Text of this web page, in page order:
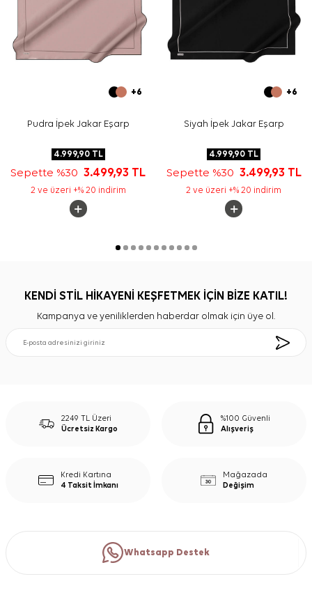
+6
Pudra İpek Jakar Eşarp
4.999,90TL
Sepette %303.499,93 TL
2 ve üzeri +% 20 indirim
+6
Siyah İpek Jakar Eşarp
4.999,90 TL
Sepette %30 3.499,93 TL
2 ve üzeri +% 20 indirim
KENDİ STİL HİKAYENİ KEŞFETMEK İÇİN BİZE KATIL!
Kampanya ve yeniliklerden haberdar olmak için üye ol.
2249 TL Üzeri
Ücretsiz Kargo
%100 Güvenli
Alışveriş
Kredi Kartına
4 Taksit İmkanı
Mağazada
Değişim
Whatsapp Destek